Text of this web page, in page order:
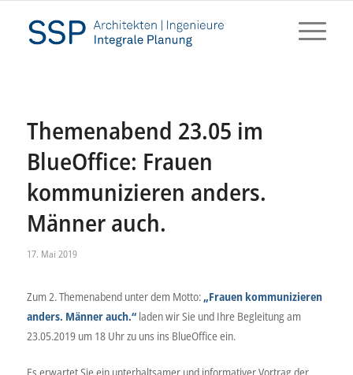
Themenabend 23.05 im
BlueOffice: Frauen
kommunizieren anders.
Männer auch.
17. Mai 2019
Zum 2. Themenabend unter dem Motto:„Frauen kommunizieren
anders. Männer auch.“laden wir Sie und Ihre Begleitung am
23.05.2019 um 18 Uhr zu uns ins BlueOffice ein.